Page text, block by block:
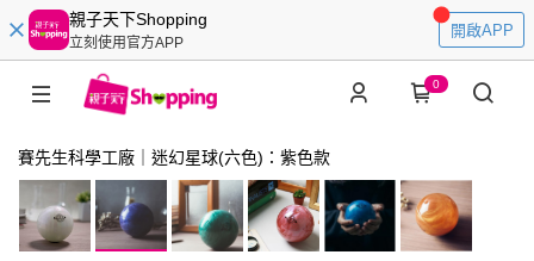
親子天下Shopping
立刻使用官方APP
開啟APP
0
賽先生科學工廠｜迷幻星球(六色)：紫色款